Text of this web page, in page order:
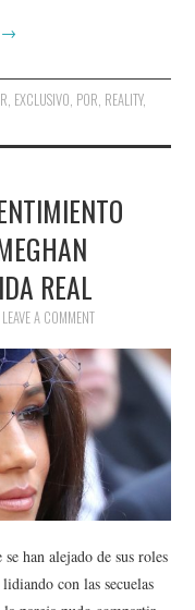
→
, EXCLUSIVO, POR, REALITY,
REAL
LEAVE A COMMENT
han alejado de sus roles
con las secuelas